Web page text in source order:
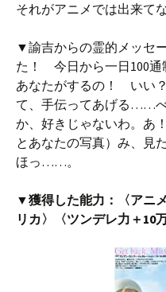
それがアニメでは出来て
▼諭吉からの霊的メッセ
た！ 今日から一日100
あなたがするの！ いい
て、手伝ってあげる……
か、好きじゃないわ。あ
とあなたの写真）み、見
ほっ……。
▼獲得した能力：〈アニ
リカ〉〈ツンデレ力＋10